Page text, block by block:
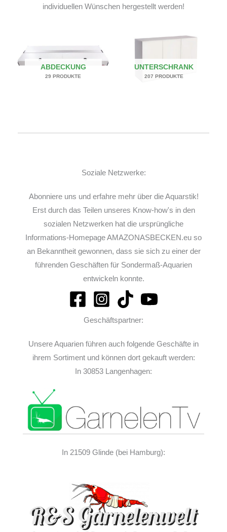
individuellen Wünschen hergestellt werden!
ABDECKUNG
29 PRODUKTE
UNTERSCHRANK
207 PRODUKTE
Soziale Netzwerke:
Abonniere uns und erfahre mehr über die Aquarstik!
Erst durch das Teilen unseres Know-how's in den
sozialen Netzwerken hat die ursprüngliche
Informations-Homepage AMAZONASBECKEN.eu so
an Bekanntheit gewonnen, dass sie sich zu einer der
führenden Geschäften für Sondermaß-Aquarien
entwickeln konnte.
Geschäftspartner:
Unsere Aquarien führen auch folgende Geschäfte in
ihrem Sortiment und können dort gekauft werden:
In 30853 Langenhagen:
In 21509 Glinde (bei Hamburg):